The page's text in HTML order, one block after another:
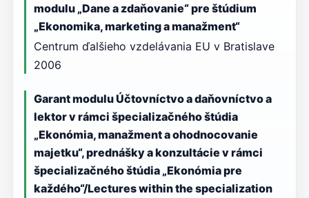
modulu „Dane a zdaňovanie“ pre štúdium
„Ekonomika, marketing a manažment“
Centrum ďalšieho vzdelávania EU v Bratislave
2006
Garant modulu Účtovníctvo a daňovníctvo a
lektor v rámci špecializačného štúdia
„Ekonómia, manažment a ohodnocovanie
majetku“, prednášky a konzultácie v rámci
špecializačného štúdia „Ekonómia pre
každého“/Lectures within the specialization